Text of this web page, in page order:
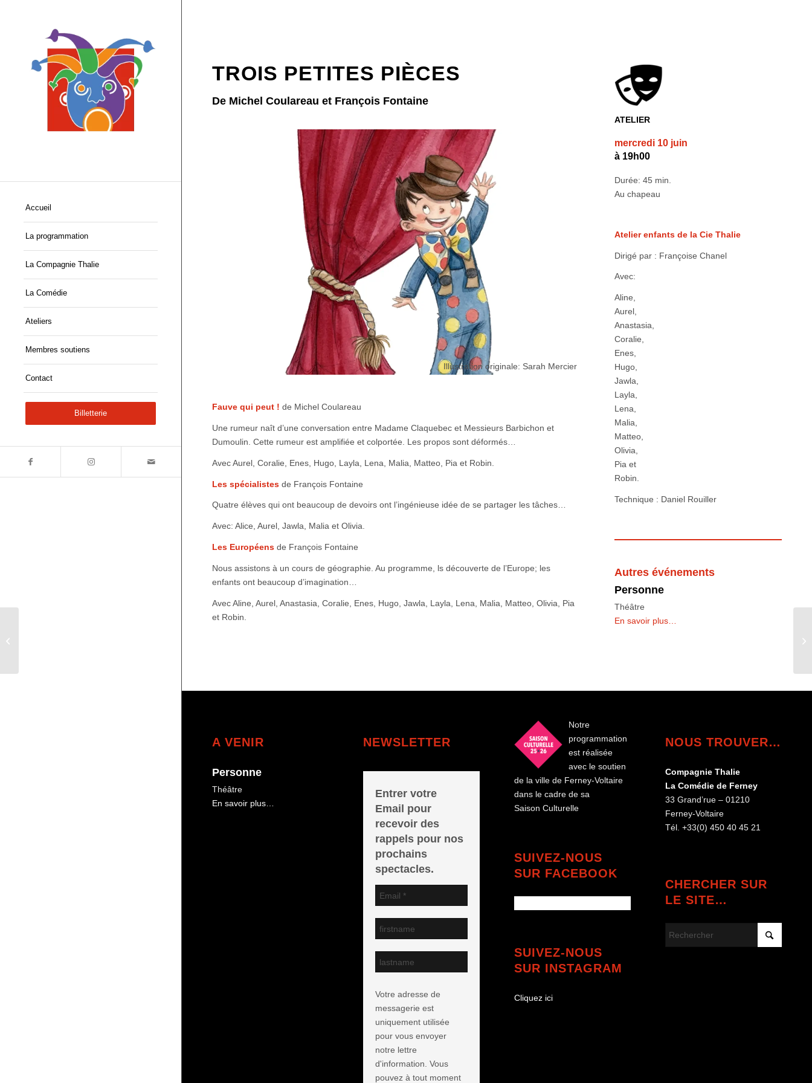
Accueil
La programmation
La Compagnie Thalie
La Comédie
Ateliers
Membres soutiens
Contact
Billetterie
TROIS PETITES PIÈCES
De Michel Coulareau et François Fontaine
Illustration originale: Sarah Mercier
Fauve qui peut ! de Michel Coulareau
Une rumeur naît d’une conversation entre Madame Claquebec et Messieurs Barbichon et
Dumoulin. Cette rumeur est amplifiée et colportée. Les propos sont déformés…
Avec Aurel, Coralie, Enes, Hugo, Layla, Lena, Malia, Matteo, Pia et Robin.
Les spécialistes de François Fontaine
Quatre élèves qui ont beaucoup de devoirs ont l’ingénieuse idée de se partager les tâches…
Avec: Alice, Aurel, Jawla, Malia et Olivia.
Les Européens de François Fontaine
Nous assistons à un cours de géographie. Au programme, ls découverte de l’Europe; les
enfants ont beaucoup d’imagination…
Avec Aline, Aurel, Anastasia, Coralie, Enes, Hugo, Jawla, Layla, Lena, Malia, Matteo, Olivia, Pia
et Robin.
ATELIER
mercredi 10 juin
à 19h00
Durée: 45 min.
Au chapeau
Atelier enfants de la Cie Thalie
Dirigé par : Françoise Chanel
Avec:
Aline,
Aurel,
Anastasia,
Coralie,
Enes,
Hugo,
Jawla,
Layla,
Lena,
Malia,
Matteo,
Olivia,
Pia et
Robin.
Technique : Daniel Rouiller
Autres événements
Personne
Théâtre
En savoir plus…
A VENIR
Personne
Théâtre
En savoir plus…
NEWSLETTER
Entrer votre
Email pour
recevoir des
rappels pour nos
prochains
spectacles.
Votre adresse de
messagerie est
uniquement utilisée
pour vous envoyer
notre lettre
d'information. Vous
pouvez à tout moment
Notre
programmation
est réalisée
avec le soutien
de la ville de Ferney-Voltaire
dans le cadre de sa
Saison Culturelle
SUIVEZ-NOUS
SUR FACEBOOK
SUIVEZ-NOUS
SUR INSTAGRAM
Cliquez ici
NOUS TROUVER…
Compagnie Thalie
La Comédie de Ferney
33 Grand’rue – 01210
Ferney-Voltaire
Tél. +33(0) 450 40 45 21
CHERCHER SUR
LE SITE…